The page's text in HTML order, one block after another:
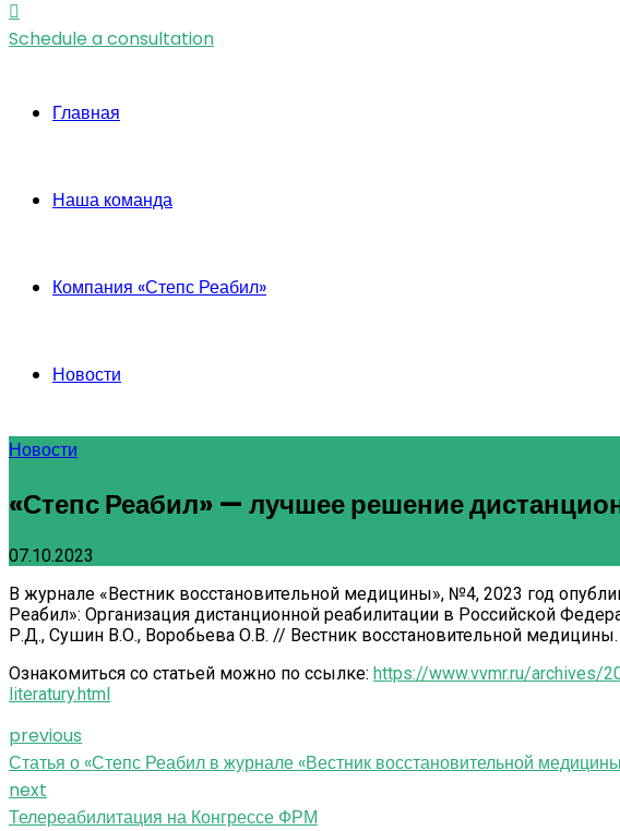
Schedule a consultation
Главная
Наша команда
Компания «Степс Реабил»
Новости
Новости
«Степс Реабил» — лучшее решение
07.10.2023
В журнале «Вестник восстановительной медицины», №4, 2023 год
Реабил»: Организация дистанционной реабилитации в Российской
Р.Д., Сушин В.О., Воробьева О.В. // Вестник восстановительной медицины.
Ознакомиться со статьей можно по ссылке: https://www.vvmr.ru/archives/
literatury.html
previous
Статья о «Степс Реабил в журнале «Вестник восстановительной
next
Телереабилитация на Конгрессе ФРМ